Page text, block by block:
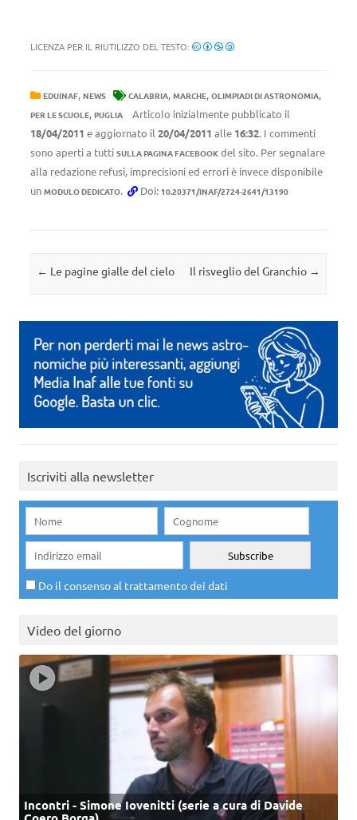
LICENZA PER IL RIUTILIZZO DEL TESTO:
EDUINAF, NEWS CALABRIA, MARCHE, OLIMPIADI DI ASTRONOMIA,
PER LE SCUOLE, PUGLIA
Articolo inizialmente pubblicato il
18/04/2011 e aggiornato il 20/04/2011 alle 16:32. I commenti
sono aperti a tutti SULLA PAGINA FACEBOOK del sito. Per segnalare
alla redazione refusi, imprecisioni ed errori è invece disponibile
un MODULO DEDICATO. Doi: 10.20371/INAF/2724-2641/13190
Navigazione articolo
← Le pagine gialle del cielo Il risveglio del Granchio →
Iscriviti alla newsletter
Do il consenso al trattamento dei dati
Video del giorno
Incontri - Simone Iovenitti (serie a cura di Davide